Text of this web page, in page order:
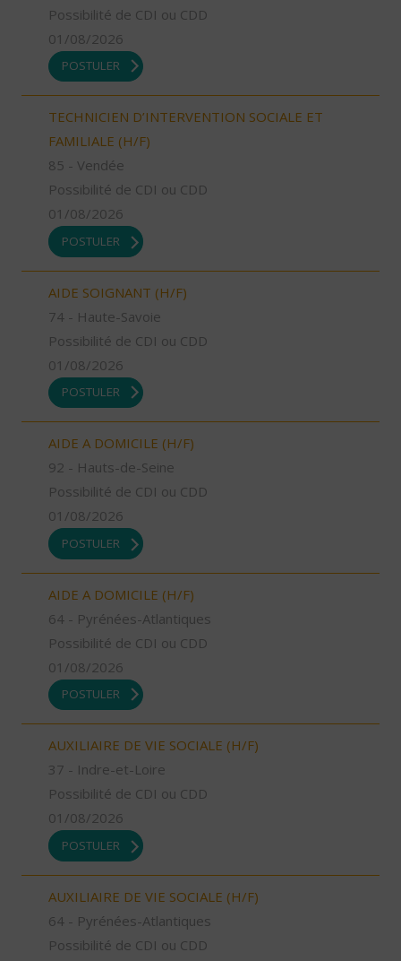
Possibilité de CDI ou CDD
01/08/2026
POSTULER
TECHNICIEN D’INTERVENTION SOCIALE ET
FAMILIALE (H/F)
85 - Vendée
Possibilité de CDI ou CDD
01/08/2026
POSTULER
AIDE SOIGNANT (H/F)
74 - Haute-Savoie
Possibilité de CDI ou CDD
01/08/2026
POSTULER
AIDE A DOMICILE (H/F)
92 - Hauts-de-Seine
Possibilité de CDI ou CDD
01/08/2026
POSTULER
AIDE A DOMICILE (H/F)
64 - Pyrénées-Atlantiques
Possibilité de CDI ou CDD
01/08/2026
POSTULER
AUXILIAIRE DE VIE SOCIALE (H/F)
37 - Indre-et-Loire
Possibilité de CDI ou CDD
01/08/2026
POSTULER
AUXILIAIRE DE VIE SOCIALE (H/F)
64 - Pyrénées-Atlantiques
Possibilité de CDI ou CDD